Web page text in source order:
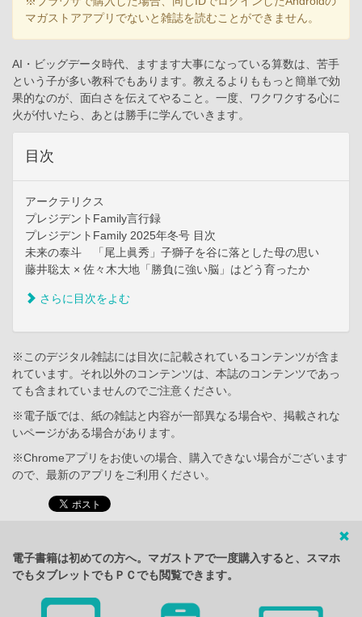
マガストアアプリでないと雑誌を読むことができません。
AI・ビッグデータ時代、ますます大事になっている算数は、苦手
という子が多い教科でもあります。教えるよりももっと簡単で効
果的なのが、面白さを伝えてやること。一度、ワクワクする心に
火が付いたら、あとは勝手に学んでいきます。
目次
アークテリクス
プレジデントFamily言行録
プレジデントFamily 2025年冬号 目次
未来の泰斗 「尾上眞秀」子獅子を谷に落とした母の思い
藤井聡太 × 佐々木大地「勝負に強い脳」はどう育ったか
さらに目次をよむ
※このデジタル雑誌には目次に記載されているコンテンツが含ま
れています。それ以外のコンテンツは、本誌のコンテンツであっ
ても含まれていませんのでご注意ください。
※電子版では、紙の雑誌と内容が一部異なる場合や、掲載されな
いページがある場合があります。
※Chromeアプリをお使いの場合、購入できない場合がございます
ので、最新のアプリをご利用ください。
電子書籍は初めての方へ。マガストアで一度購入すると、スマホ
でもタブレットでもＰＣでも閲覧できます。